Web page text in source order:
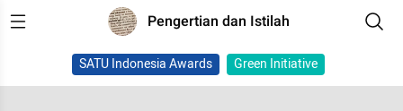
Pengertian dan Istilah
SATU Indonesia Awards Green Initiative